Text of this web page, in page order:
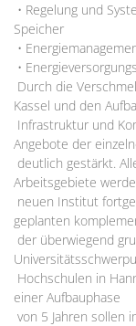
• Regelung und
Speicher
•
•
Durch die
Kassel und den
Infrastruktur und
Angebote der
deutlich gestärkt.
Arbeitsgebiete
neuen Institut
geplanten
der überwiegend
Hochschulen in
einer Aufbauphase
von 5 Jahren sollen